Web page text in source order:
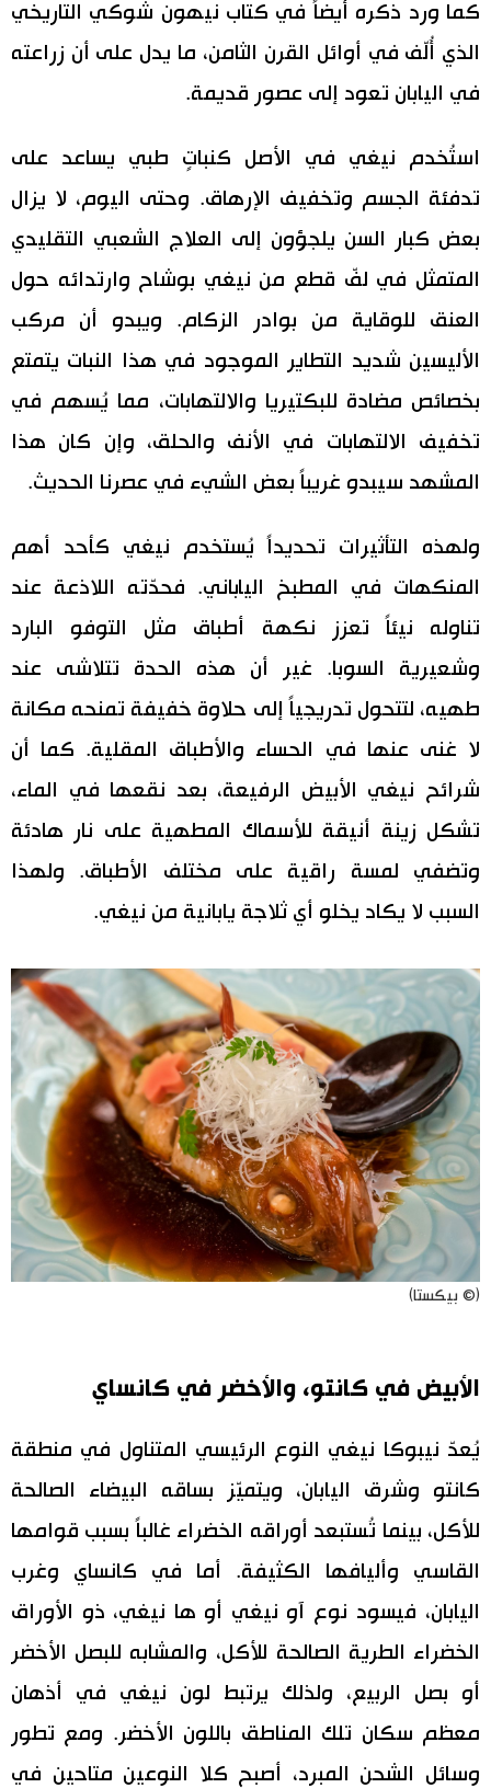
كما ورد ذكره أيضاً في كتاب نيهون شوكي التاريخي
الذي أُلّف في أوائل القرن الثامن، ما يدل على أن زراعته
في اليابان تعود إلى عصور قديمة.
استُخدم نيغي في الأصل كنباتٍ طبي يساعد على
تدفئة الجسم وتخفيف الإرهاق. وحتى اليوم، لا يزال
بعض كبار السن يلجؤون إلى العلاج الشعبي التقليدي
المتمثل في لفّ قطع من نيغي بوشاح وارتدائه حول
العنق للوقاية من بوادر الزكام. ويبدو أن مركب
الأليسين شديد التطاير الموجود في هذا النبات يتمتع
بخصائص مضادة للبكتيريا والالتهابات، مما يُسهم في
تخفيف الالتهابات في الأنف والحلق، وإن كان هذا
المشهد سيبدو غريباً بعض الشيء في عصرنا الحديث.
ولهذه التأثيرات تحديداً يُستخدم نيغي كأحد أهم
المنكهات في المطبخ الياباني. فحدّته اللاذعة عند
تناوله نيئاً تعزز نكهة أطباق مثل التوفو البارد
وشعيرية السوبا. غير أن هذه الحدة تتلاشى عند
طهيه، لتتحول تدريجياً إلى حلاوة خفيفة تمنحه مكانة
لا غنى عنها في الحساء والأطباق المقلية. كما أن
شرائح نيغي الأبيض الرفيعة، بعد نقعها في الماء،
تشكل زينة أنيقة للأسماك المطهية على نار هادئة
وتضفي لمسة راقية على مختلف الأطباق. ولهذا
السبب لا يكاد يخلو أي ثلاجة يابانية من نيغي.
(© بيكستا)
الأبيض في كانتو، والأخضر في كانساي
يُعدّ نيبوكا نيغي النوع الرئيسي المتناول في منطقة
كانتو وشرق اليابان، ويتميّز بساقه البيضاء الصالحة
للأكل، بينما تُستبعد أوراقه الخضراء غالباً بسبب قوامها
القاسي وأليافها الكثيفة. أما في كانساي وغرب
اليابان، فيسود نوع آو نيغي أو ها نيغي، ذو الأوراق
الخضراء الطرية الصالحة للأكل، والمشابه للبصل الأخضر
أو بصل الربيع، ولذلك يرتبط لون نيغي في أذهان
معظم سكان تلك المناطق باللون الأخضر. ومع تطور
وسائل الشحن المبرد، أصبح كلا النوعين متاحين في